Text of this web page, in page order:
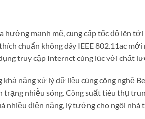
mạnh mẽ, cung cấp tốc độ lên
chuẩn không dây IEEE 802.11ac
truy cập Internet cùng lúc với chất
năng xử lý dữ liệu cùng công nghệ
nhiễu sóng. Công suất tiêu thụ
nhiều điện năng, lý tưởng cho ngôi nhà